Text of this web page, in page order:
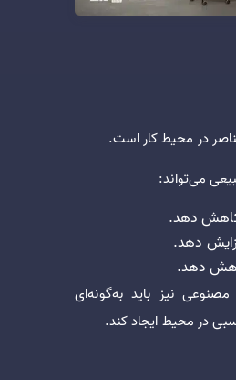
در محیط کار است.
می‌تواند:
دهد.
دهد.
دهد.
نیز باید به‌گونه‌ای
در محیط ایجاد کند.